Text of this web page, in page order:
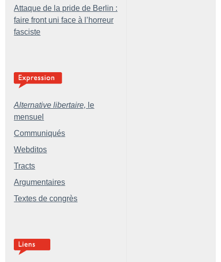
Attaque de la pride de Berlin :
faire front uni face à l’horreur
fasciste
Alternative libertaire, le
mensuel
Communiqués
Webditos
Tracts
Argumentaires
Textes de congrès